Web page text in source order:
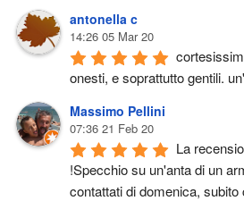
antonella c
14:26 05 Mar 20
onesti, e soprattutto gentili.
Massimo Pellini
07:36 21 Feb 20
La
!Specchio su un'anta di un
contattati di domenica,